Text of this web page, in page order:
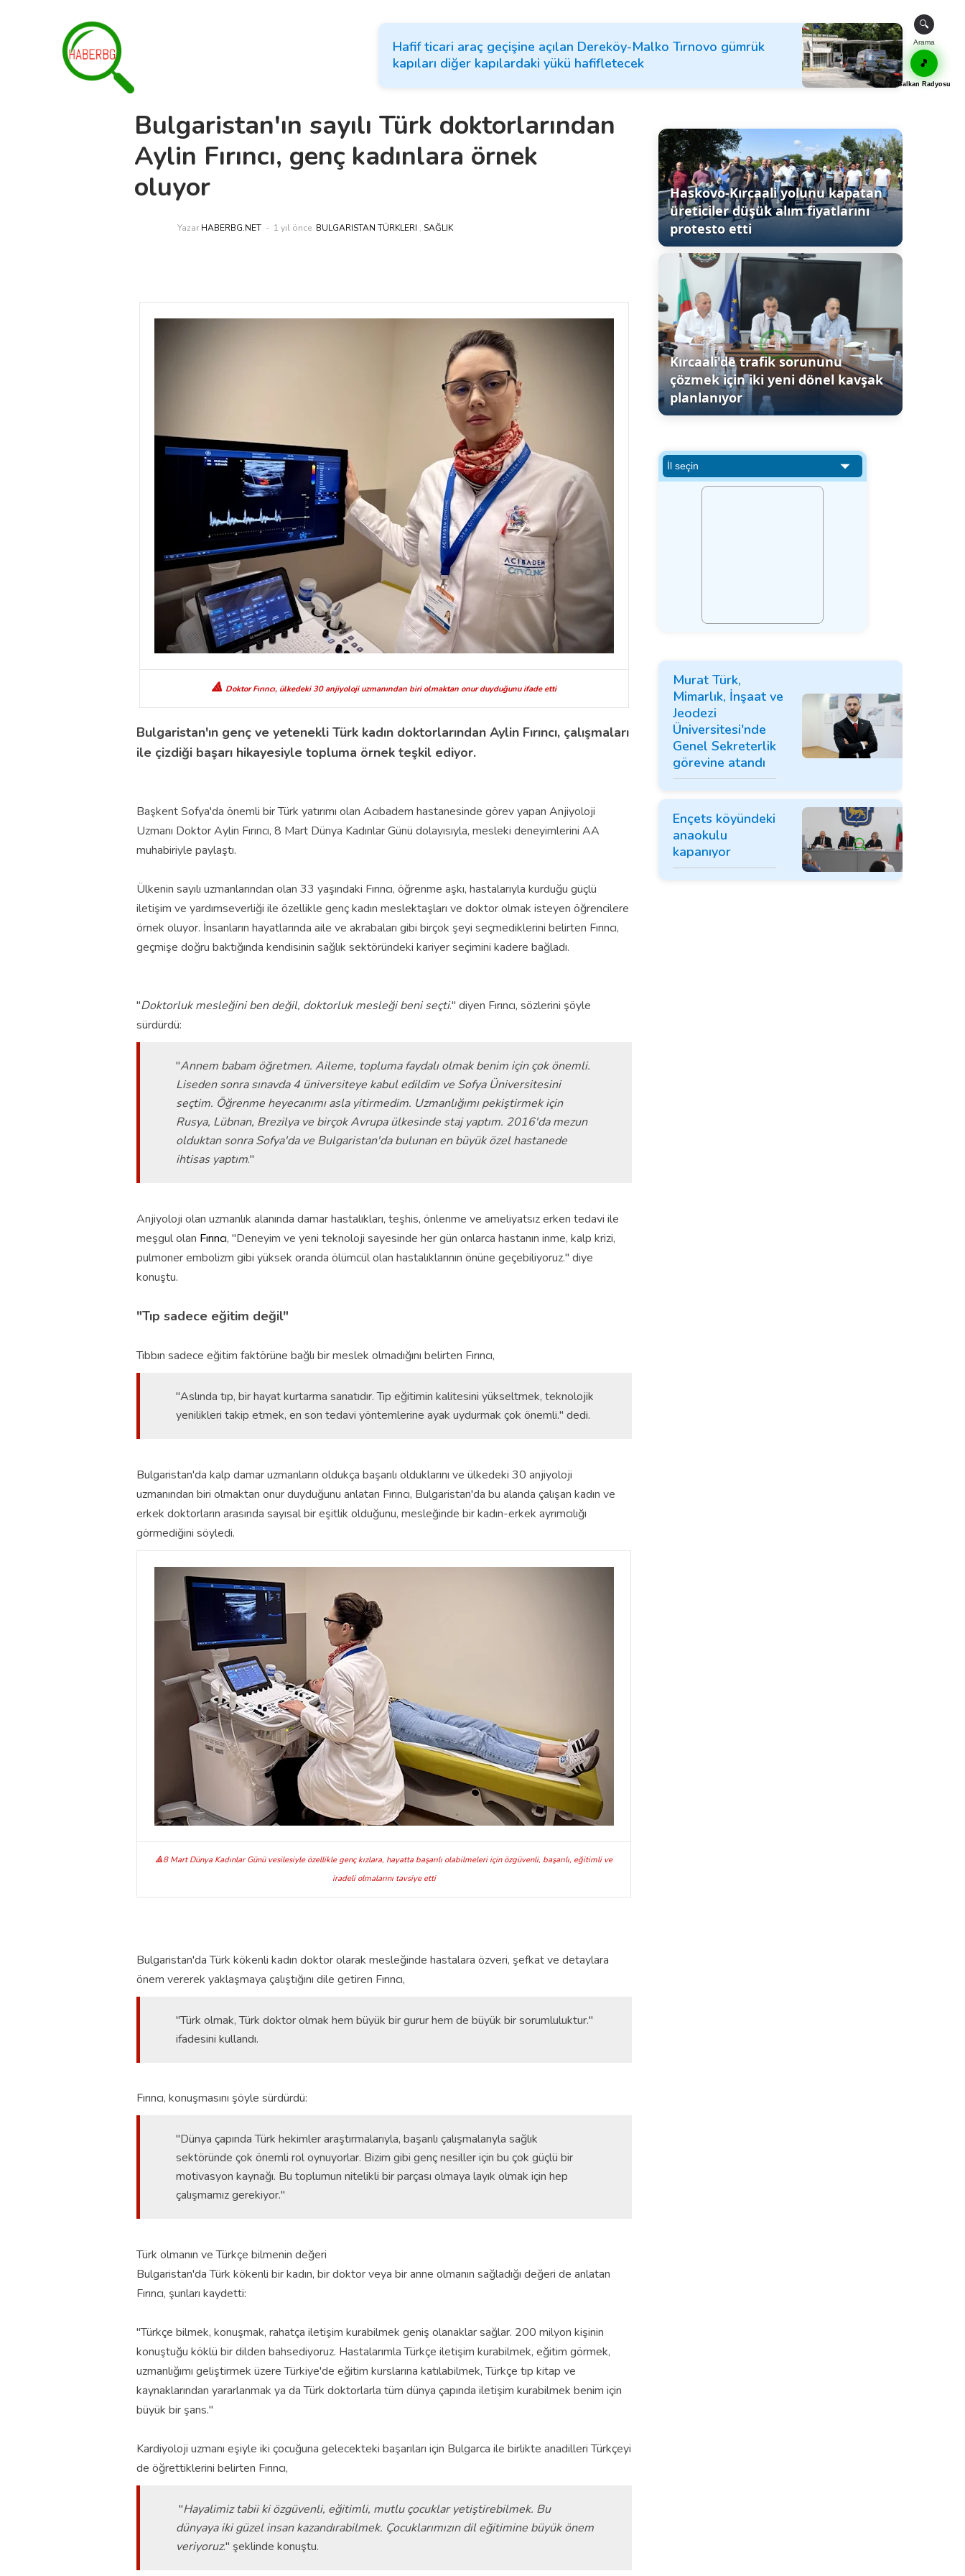
Hafif ticari araç geçişine açılan Dereköy-Malko Tırnovo gümrük
kapıları diğer kapılardaki yükü hafifletecek
Bulgaristan'ın sayılı Türk doktorlarından
Aylin Fırıncı, genç kadınlara örnek
oluyor
Yazar HABERBG.NET 1 yıl önce BULGARISTAN TÜRKLERI , SAĞLIK
🔺 Doktor Fırıncı, ülkedeki 30 anjiyoloji uzmanından biri olmaktan onur duyduğunu ifade etti
Bulgaristan'ın genç ve yetenekli Türk kadın doktorlarından Aylin Fırıncı, çalışmaları
ile çizdiği başarı hikayesiyle topluma örnek teşkil ediyor.
Başkent Sofya'da önemli bir Türk yatırımı olan Acıbadem hastanesinde görev yapan Anjiyoloji
Uzmanı Doktor Aylin Fırıncı, 8 Mart Dünya Kadınlar Günü dolayısıyla, mesleki deneyimlerini AA
muhabiriyle paylaştı.
Ülkenin sayılı uzmanlarından olan 33 yaşındaki Fırıncı, öğrenme aşkı, hastalarıyla kurduğu güçlü
iletişim ve yardımseverliği ile özellikle genç kadın meslektaşları ve doktor olmak isteyen öğrencilere
örnek oluyor. İnsanların hayatlarında aile ve akrabaları gibi birçok şeyi seçmediklerini belirten Fırıncı,
geçmişe doğru baktığında kendisinin sağlık sektöründeki kariyer seçimini kadere bağladı.
"Doktorluk mesleğini ben değil, doktorluk mesleği beni seçti." diyen Fırıncı, sözlerini şöyle
sürdürdü:
"Annem babam öğretmen. Aileme, topluma faydalı olmak benim için çok önemli.
Liseden sonra sınavda 4 üniversiteye kabul edildim ve Sofya Üniversitesini
seçtim. Öğrenme heyecanımı asla yitirmedim. Uzmanlığımı pekiştirmek için
Rusya, Lübnan, Brezilya ve birçok Avrupa ülkesinde staj yaptım. 2016'da mezun
olduktan sonra Sofya'da ve Bulgaristan'da bulunan en büyük özel hastanede
ihtisas yaptım."
Anjiyoloji olan uzmanlık alanında damar hastalıkları, teşhis, önlenme ve ameliyatsız erken tedavi ile
meşgul olan Fırıncı, "Deneyim ve yeni teknoloji sayesinde her gün onlarca hastanın inme, kalp krizi,
pulmoner embolizm gibi yüksek oranda ölümcül olan hastalıklarının önüne geçebiliyoruz." diye
konuştu.
"Tıp sadece eğitim değil"
Tıbbın sadece eğitim faktörüne bağlı bir meslek olmadığını belirten Fırıncı,
"Aslında tıp, bir hayat kurtarma sanatıdır. Tıp eğitimin kalitesini yükseltmek, teknolojik
yenilikleri takip etmek, en son tedavi yöntemlerine ayak uydurmak çok önemli." dedi.
Bulgaristan'da kalp damar uzmanların oldukça başarılı olduklarını ve ülkedeki 30 anjiyoloji
uzmanından biri olmaktan onur duyduğunu anlatan Fırıncı, Bulgaristan'da bu alanda çalışan kadın ve
erkek doktorların arasında sayısal bir eşitlik olduğunu, mesleğinde bir kadın-erkek ayrımcılığı
görmediğini söyledi.
🔺8 Mart Dünya Kadınlar Günü vesilesiyle özellikle genç kızlara, hayatta başarılı olabilmeleri için özgüvenli, başarılı, eğitimli ve
iradeli olmalarını tavsiye etti
Bulgaristan'da Türk kökenli kadın doktor olarak mesleğinde hastalara özveri, şefkat ve detaylara
önem vererek yaklaşmaya çalıştığını dile getiren Fırıncı,
"Türk olmak, Türk doktor olmak hem büyük bir gurur hem de büyük bir sorumluluktur."
ifadesini kullandı.
Fırıncı, konuşmasını şöyle sürdürdü:
"Dünya çapında Türk hekimler araştırmalarıyla, başarılı çalışmalarıyla sağlık
sektöründe çok önemli rol oynuyorlar. Bizim gibi genç nesiller için bu çok güçlü bir
motivasyon kaynağı. Bu toplumun nitelikli bir parçası olmaya layık olmak için hep
çalışmamız gerekiyor."
Türk olmanın ve Türkçe bilmenin değeri
Bulgaristan'da Türk kökenli bir kadın, bir doktor veya bir anne olmanın sağladığı değeri de anlatan
Fırıncı, şunları kaydetti:
"Türkçe bilmek, konuşmak, rahatça iletişim kurabilmek geniş olanaklar sağlar. 200 milyon kişinin
konuştuğu köklü bir dilden bahsediyoruz. Hastalarımla Türkçe iletişim kurabilmek, eğitim görmek,
uzmanlığımı geliştirmek üzere Türkiye'de eğitim kurslarına katılabilmek, Türkçe tıp kitap ve
kaynaklarından yararlanmak ya da Türk doktorlarla tüm dünya çapında iletişim kurabilmek benim için
büyük bir şans."
Kardiyoloji uzmanı eşiyle iki çocuğuna gelecekteki başarıları için Bulgarca ile birlikte anadilleri Türkçeyi
de öğrettiklerini belirten Fırıncı,
"Hayalimiz tabii ki özgüvenli, eğitimli, mutlu çocuklar yetiştirebilmek. Bu
dünyaya iki güzel insan kazandırabilmek. Çocuklarımızın dil eğitimine büyük önem
veriyoruz." şeklinde konuştu.
Haskovo-Kırcaali yolunu kapatan
üreticiler düşük alım fiyatlarını
protesto etti
Kırcaali'de trafik sorununu
çözmek için iki yeni dönel kavşak
planlanıyor
Murat Türk,
Mimarlık, İnşaat ve
Jeodezi
Üniversitesi'nde
Genel Sekreterlik
görevine atandı
Ençets köyündeki
anaokulu
kapanıyor
🔍
Arama
🎵
Balkan Radyosu